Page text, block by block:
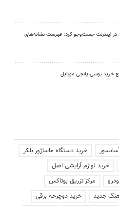
در اینترنت جست‌وجو کرد؛ فهرست نشانه‌های
خرید یوسی پابجی موبایل
خرید دستگاه ماساژور بلکر
خرید لوازم آرایشی اصل
مرکز تزریق بوتاکس
جدید
خرید دوچرخه برقی